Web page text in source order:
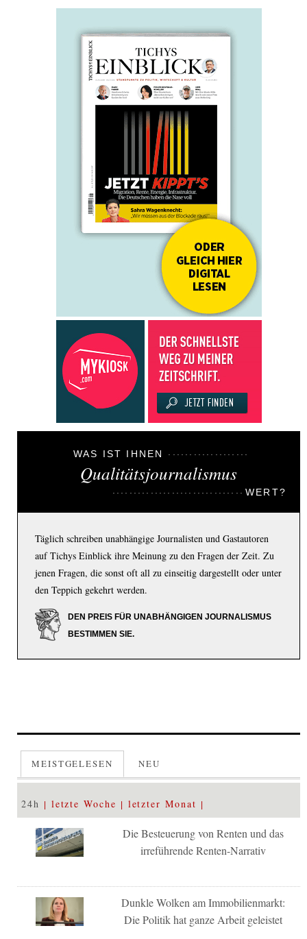
WAS IST IHNEN
Qualitätsjournalismus
WERT?
Täglich schreiben unabhängige Journalisten und Gastautoren
auf Tichys Einblick ihre Meinung zu den Fragen der Zeit. Zu
jenen Fragen, die sonst oft all zu einseitig dargestellt oder unter
den Teppich gekehrt werden.
DEN PREIS FÜR UNABHÄNGIGEN JOURNALISMUS
BESTIMMEN SIE.
MEISTGELESEN NEU
24h letzte Woche letzter Monat
Die Besteuerung von Renten und das
irreführende Renten-Narrativ
Dunkle Wolken am Immobilienmarkt:
Die Politik hat ganze Arbeit geleistet